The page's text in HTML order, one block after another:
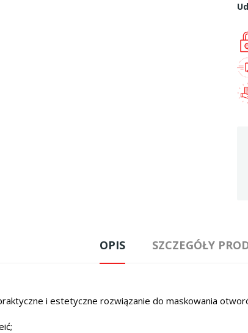
OPIS SZCZEGÓŁY
i estetyczne rozwiązanie do maskowania